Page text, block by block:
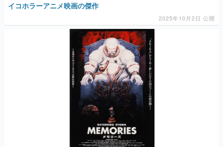
イコホラーアニメ映画の傑作
2025年10月2日 公開